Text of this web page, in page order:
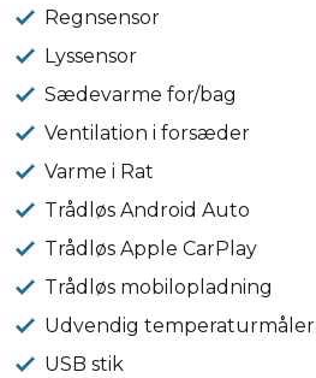
Regnsensor
Lyssensor
Sædevarme for/bag
Ventilation i forsæder
Varme i Rat
Trådløs Android Auto
Trådløs Apple CarPlay
Trådløs mobilopladning
Udvendig temperaturmåler
USB stik